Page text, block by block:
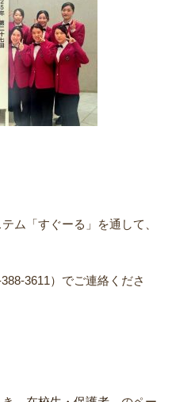
ム「すぐーる」を通して、
3611）でご連絡くださ